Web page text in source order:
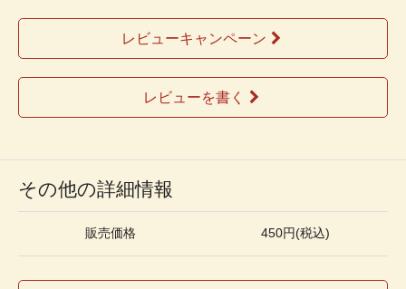
レビューキャンペーン
レビューを書く
その他の詳細情報
販売価格 450円(税込)